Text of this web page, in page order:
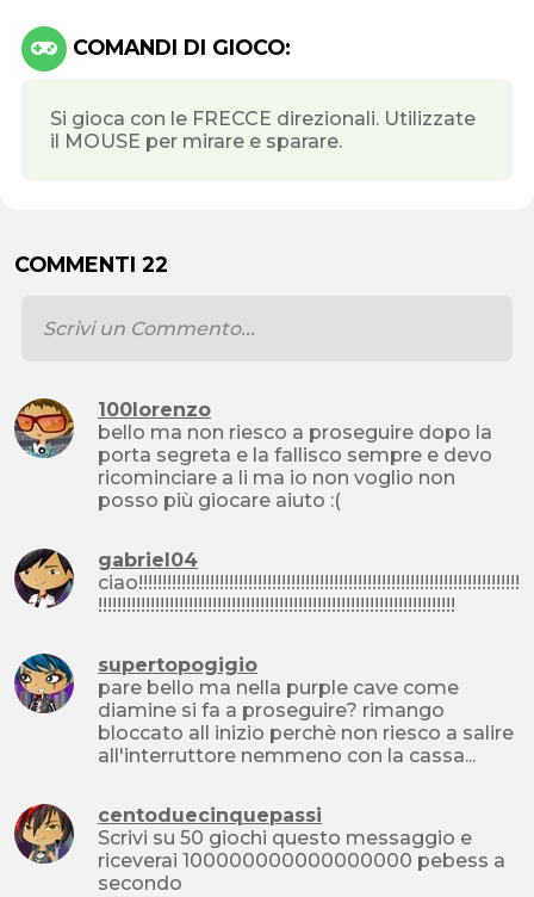
COMANDI DI GIOCO:
Si gioca con le FRECCE direzionali. Utilizzate
il MOUSE per mirare e sparare.
COMMENTI 22
100lorenzo
bello ma non riesco a proseguire dopo la
porta segreta e la fallisco sempre e devo
ricominciare a li ma io non voglio non
posso più giocare aiuto :(
gabriel04
ciao!!!!!!!!!!!!!!!!!!!!!!!!!!!!!!!!!!!!!!!!!!!!!!!!!!!!!!!!!!!!!!!!!!!!!!!!!!!!!!!!
!!!!!!!!!!!!!!!!!!!!!!!!!!!!!!!!!!!!!!!!!!!!!!!!!!!!!!!!!!!!!!!!!!!!!!!!!!!
supertopogigio
pare bello ma nella purple cave come
diamine si fa a proseguire? rimango
bloccato all inizio perchè non riesco a salire
all'interruttore nemmeno con la cassa...
centoduecinquepassi
Scrivi su 50 giochi questo messaggio e
riceverai 100000000000000000 pebess a
secondo